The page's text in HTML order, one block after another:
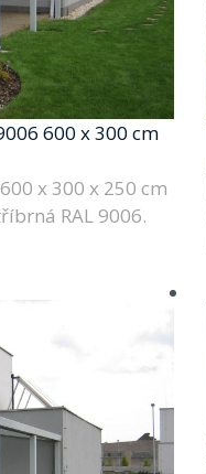
600 x 300 cm
x 300 x 250 cm
RAL 9006.